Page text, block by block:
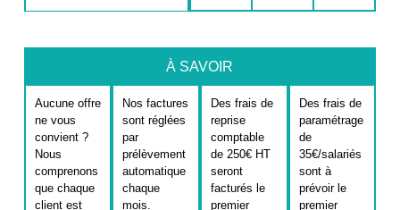
À SAVOIR
Aucune offre
ne vous
convient ?
Nous
comprenons
que chaque
client est
Nos factures
sont réglées
par
prélèvement
automatique
chaque
mois.
Des frais de
reprise
comptable
de 250€ HT
seront
facturés le
premier
Des frais de
paramétrage
de
35€/salariés
sont à
prévoir le
premier